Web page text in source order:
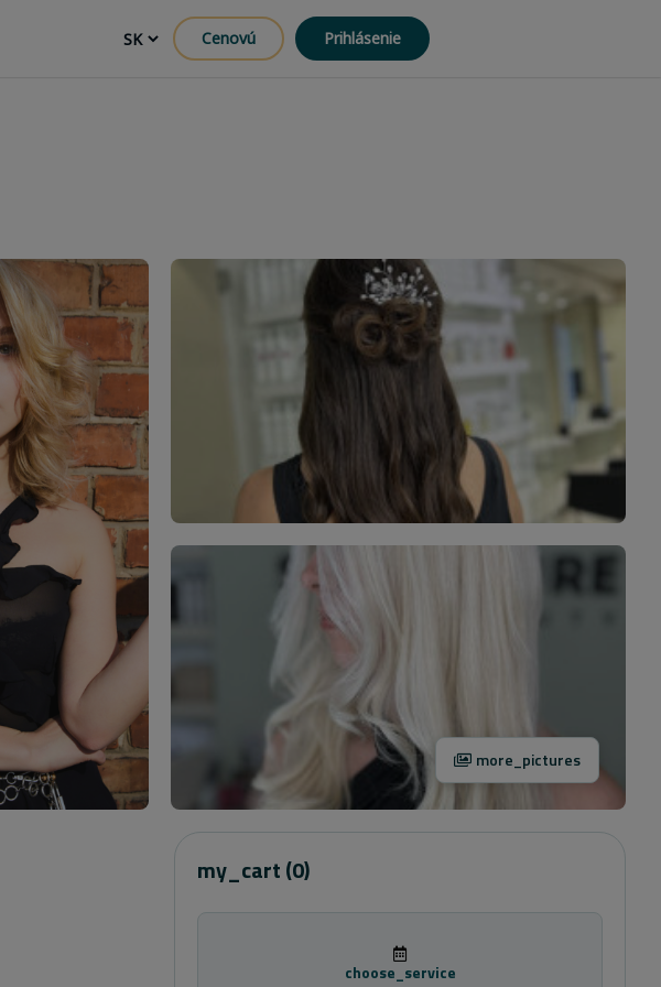
Cenovú Prihlásenie
more_pictures
my_cart(0)
choose_service